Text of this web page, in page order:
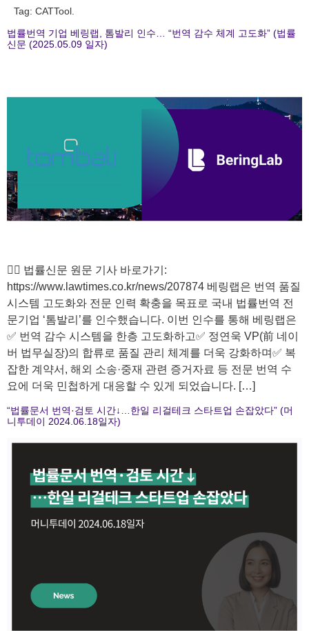
Tag: CATTool.
법률번역 기업 베링랩, 톰발리 인수… “번역 감수 체계 고도화” (법률
신문 (2025.05.09 일자)
🙋‍♀️ 법률신문 원문 기사 바로가기:
https://www.lawtimes.co.kr/news/207874 베링랩은 번역 품질
시스템 고도화와 전문 인력 확충을 목표로 국내 법률번역 전
문기업 ‘톰발리’를 인수했습니다. 이번 인수를 통해 베링랩은
✅ 번역 감수 시스템을 한층 고도화하고✅ 정연욱 VP(前 네이
버 법무실장)의 합류로 품질 관리 체계를 더욱 강화하며✅ 복
잡한 계약서, 해외 소송·중재 관련 증거자료 등 전문 번역 수
요에 더욱 민첩하게 대응할 수 있게 되었습니다. […]
“법률문서 번역·검토 시간↓…한일 리걸테크 스타트업 손잡았다” (머
니투데이 2024.06.18일자)